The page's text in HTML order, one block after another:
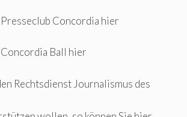
Concordia hier
Ball hier
Rechtsdienst Journalismus des